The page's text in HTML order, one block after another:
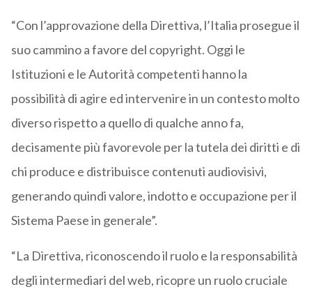
“Con l’approvazione della Direttiva, l’Italia prosegue il
suo cammino a favore del copyright. Oggi le
Istituzioni e le Autorità competenti hanno la
possibilità di agire ed intervenire in un contesto molto
diverso rispetto a quello di qualche anno fa,
decisamente più favorevole per la tutela dei diritti e di
chi produce e distribuisce contenuti audiovisivi,
generando quindi valore, indotto e occupazione per il
Sistema Paese in generale”.
“La Direttiva, riconoscendo il ruolo e la responsabilità
degli intermediari del web, ricopre un ruolo cruciale